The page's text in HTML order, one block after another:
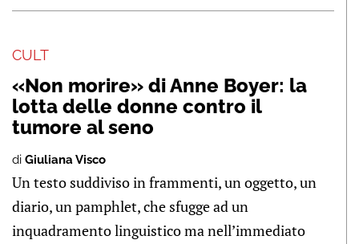
CULT
«Non morire» di Anne Boyer: la
lotta delle donne contro il
tumore al seno
di Giuliana Visco
Un testo suddiviso in frammenti, un oggetto, un
diario, un pamphlet, che sfugge ad un
inquadramento linguistico ma nell’immediato